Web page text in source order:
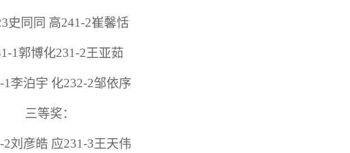
史同同 高241-2崔馨恬
1郭博化231-2王亚茹
1李泊宇 化232-2邹依序
三等奖：
2刘彦皓 应231-3王天伟